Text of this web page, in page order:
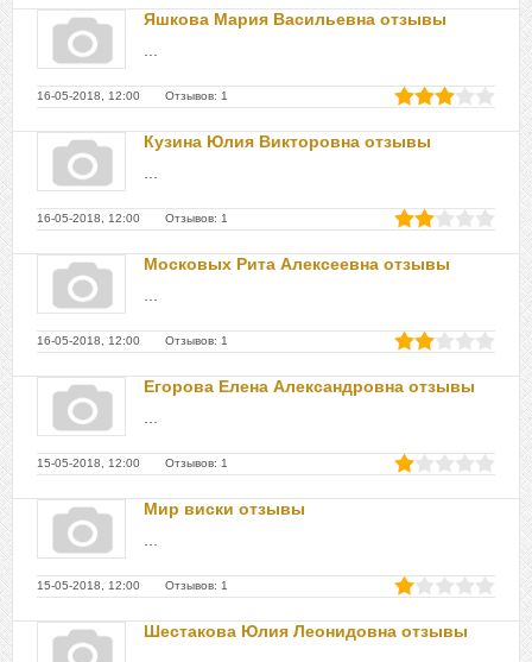
Яшкова Мария Васильевна отзывы
16-05-2018, 12:00 Отзывов: 1
Кузина Юлия Викторовна отзывы
16-05-2018, 12:00 Отзывов: 1
Московых Рита Алексеевна отзывы
16-05-2018, 12:00 Отзывов: 1
Егорова Елена Александровна отзывы
15-05-2018, 12:00 Отзывов: 1
Мир виски отзывы
15-05-2018, 12:00 Отзывов: 1
Шестакова Юлия Леонидовна отзывы